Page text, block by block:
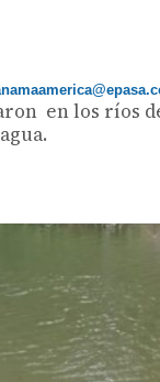
en los ríos